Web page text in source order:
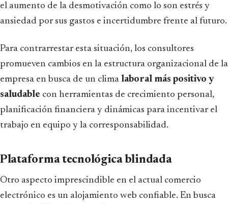
el aumento de la desmotivación como lo son estrés y
ansiedad por sus gastos e incertidumbre frente al futuro.
Para contrarrestar esta situación, los consultores
promueven cambios en la estructura organizacional de la
empresa en busca de un clima laboral más positivo y
saludable con herramientas de crecimiento personal,
planificación financiera y dinámicas para incentivar el
trabajo en equipo y la corresponsabilidad.
Plataforma tecnológica blindada
Otro aspecto imprescindible en el actual comercio
electrónico es un alojamiento web confiable. En busca